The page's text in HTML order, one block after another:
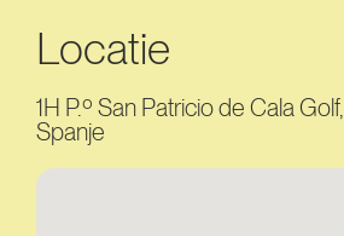
Locatie
1H P.º San Patricio de Cala
Spanje